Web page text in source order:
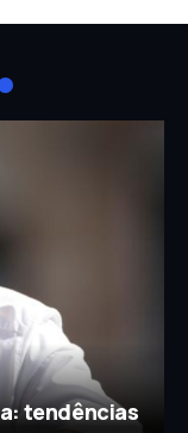
tendências